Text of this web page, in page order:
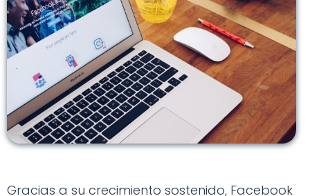
Gracias a su crecimiento sostenido, Facebook